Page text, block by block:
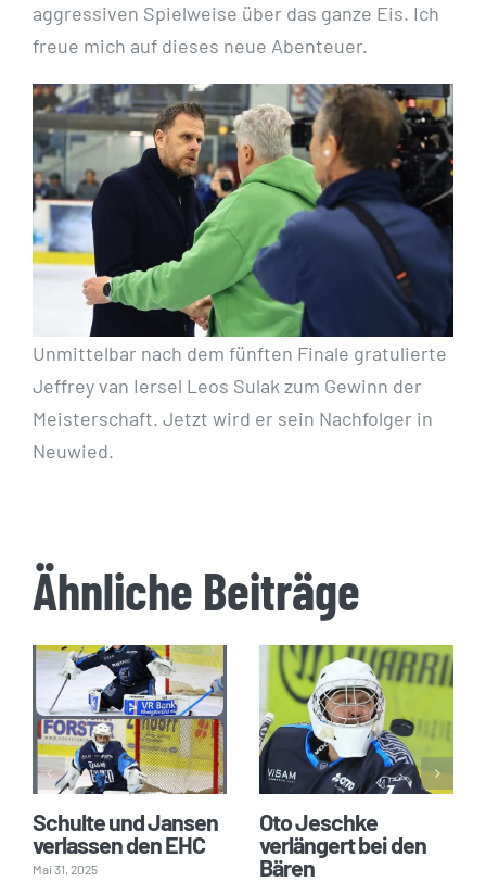
aggressiven Spielweise über das ganze Eis. Ich
freue mich auf dieses neue Abenteuer.
Unmittelbar nach dem fünften Finale gratulierte
Jeffrey van Iersel Leos Sulak zum Gewinn der
Meisterschaft. Jetzt wird er sein Nachfolger in
Neuwied.
Ähnliche Beiträge
Schulte und Jansen
verlassen den EHC
Mai 31, 2025
Oto Jeschke
verlängert bei den
Bären